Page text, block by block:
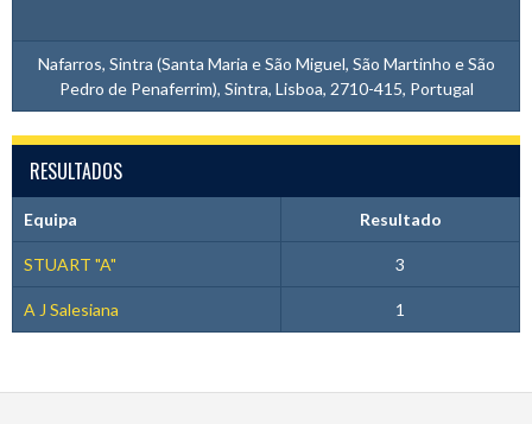
Nafarros, Sintra (Santa Maria e São Miguel, São Martinho e São
Pedro de Penaferrim), Sintra, Lisboa, 2710-415, Portugal
RESULTADOS
Equipa Resultado
STUART "A" 3
A J Salesiana 1